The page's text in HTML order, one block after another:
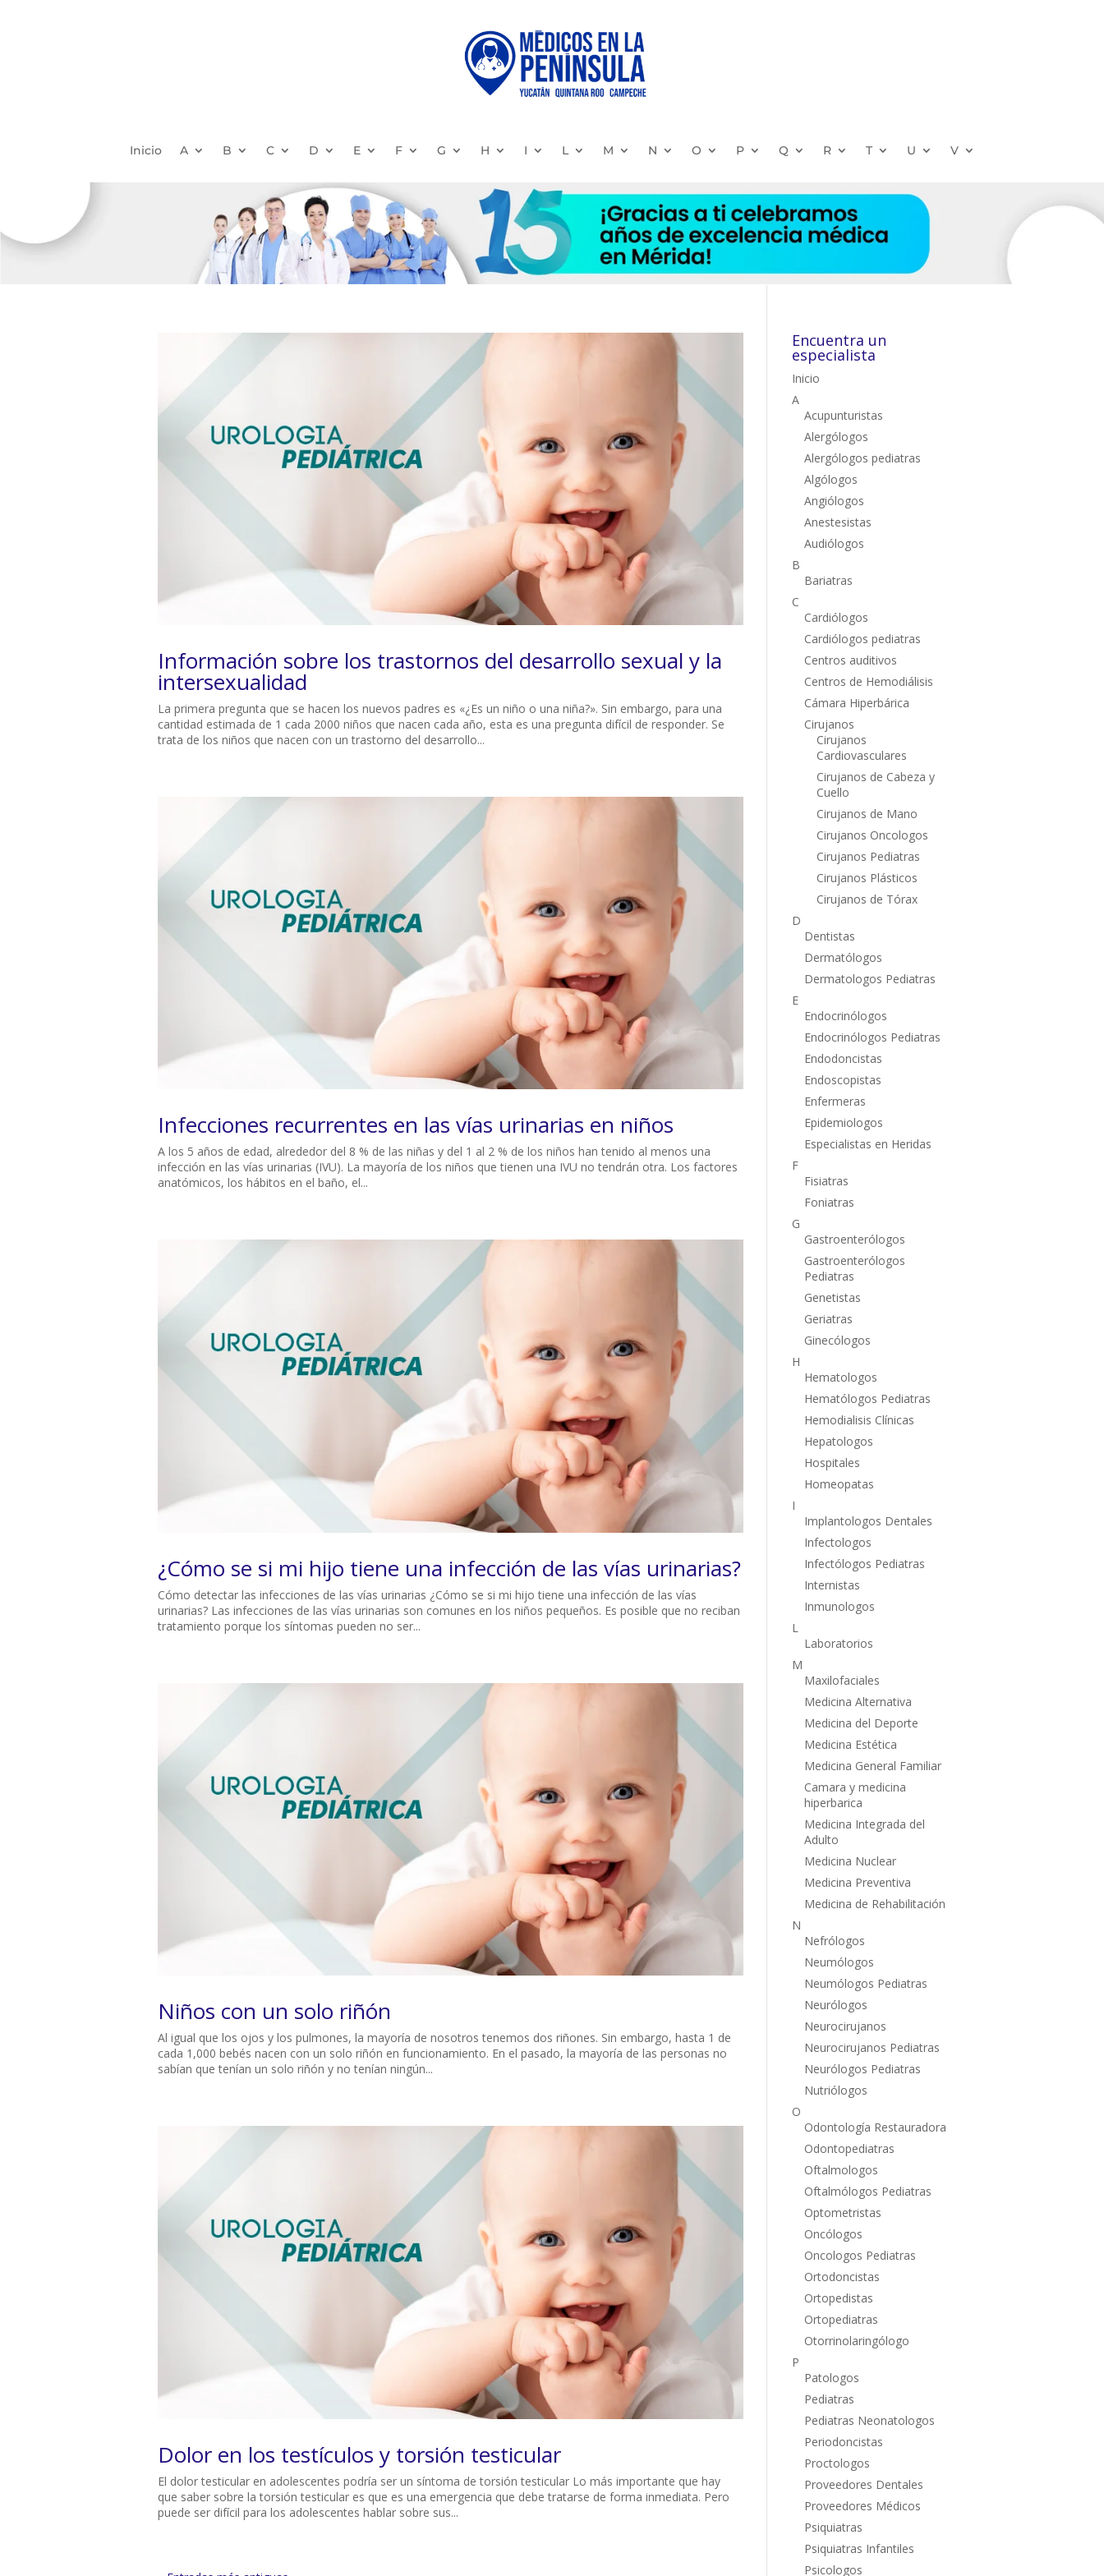
Inicio A B C D E F G H I L M N O P Q R T U V
Información sobre los trastornos del desarrollo sexual y la
intersexualidad
La primera pregunta que se hacen los nuevos padres es «¿Es un niño o una niña?». Sin embargo, para una
cantidad estimada de 1 cada 2000 niños que nacen cada año, esta es una pregunta difícil de responder. Se
trata de los niños que nacen con un trastorno del desarrollo...
Infecciones recurrentes en las vías urinarias en niños
​A los 5 años de edad, alrededor del 8 % de las niñas y del 1 al 2 % de los niños han tenido al menos una
infección en las vías urinarias (IVU). La mayoría de los niños que tienen una IVU no tendrán otra. Los factores
anatómicos, los hábitos en el baño, el...
¿Cómo se si mi hijo tiene una infección de las vías urinarias?
Cómo detectar las infecciones de las vías urinarias ¿Cómo se si mi hijo tiene una infección de las vías
urinarias? Las infecciones de las vías urinarias son comunes en los niños pequeños. Es posible que no reciban
tratamiento porque los síntomas pueden no ser...
Niños con un solo riñón
Al igual que los ojos y los pulmones, la mayoría de nosotros tenemos dos riñones. Sin embargo, hasta 1 de
cada 1,000 bebés nacen con un solo riñón en funcionamiento. En el pasado, la mayoría de las personas no
sabían que tenían un solo riñón y no tenían ningún...
Dolor en los testículos y torsión testicular
El dolor testicular en adolescentes podría ser un síntoma de torsión testicular Lo más importante que hay
que saber sobre la torsión testicular es que es una emergencia que debe tratarse de forma inmediata. Pero
puede ser difícil para los adolescentes hablar sobre sus...
Encuentra un
especialista
Inicio
A
Acupunturistas
Alergólogos
Alergólogos pediatras
Algólogos
Angiólogos
Anestesistas
Audiólogos
B
Bariatras
C
Cardiólogos
Cardiólogos pediatras
Centros auditivos
Centros de Hemodiálisis
Cámara Hiperbárica
Cirujanos
Cirujanos
Cardiovasculares
Cirujanos de Cabeza y
Cuello
Cirujanos de Mano
Cirujanos Oncologos
Cirujanos Pediatras
Cirujanos Plásticos
Cirujanos de Tórax
D
Dentistas
Dermatólogos
Dermatologos Pediatras
E
Endocrinólogos
Endocrinólogos Pediatras
Endodoncistas
Endoscopistas
Enfermeras
Epidemiologos
Especialistas en Heridas
F
Fisiatras
Foniatras
G
Gastroenterólogos
Gastroenterólogos
Pediatras
Genetistas
Geriatras
Ginecólogos
H
Hematologos
Hematólogos Pediatras
Hemodialisis Clínicas
Hepatologos
Hospitales
Homeopatas
I
Implantologos Dentales
Infectologos
Infectólogos Pediatras
Internistas
Inmunologos
L
Laboratorios
M
Maxilofaciales
Medicina Alternativa
Medicina del Deporte
Medicina Estética
Medicina General Familiar
Camara y medicina
hiperbarica
Medicina Integrada del
Adulto
Medicina Nuclear
Medicina Preventiva
Medicina de Rehabilitación
N
Nefrólogos
Neumólogos
Neumólogos Pediatras
Neurólogos
Neurocirujanos
Neurocirujanos Pediatras
Neurólogos Pediatras
Nutriólogos
O
Odontología Restauradora
Odontopediatras
Oftalmologos
Oftalmólogos Pediatras
Optometristas
Oncólogos
Oncologos Pediatras
Ortodoncistas
Ortopedistas
Ortopediatras
Otorrinolaringólogo
P
Patologos
Pediatras
Pediatras Neonatologos
Periodoncistas
Proctologos
Proveedores Dentales
Proveedores Médicos
Psiquiatras
Psiquiatras Infantiles
Psicologos